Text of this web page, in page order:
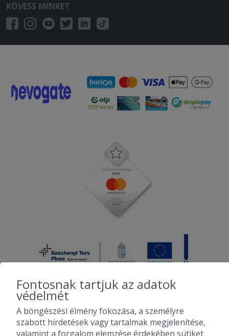
KÖVESS MINKET
2010-2026 Copyright - Falatozz.hu - Diston-line Kft.
Fontosnak tartjuk az adatok
védelmét
A böngészési élmény fokozása, a személyre
szabott hirdetések vagy tartalmak megjelenítése,
valamint a forgalom elemzése érdekében sütiket